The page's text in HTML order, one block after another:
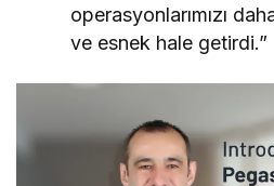
operasyonlarımızı
ve esnek hale getirdi.”